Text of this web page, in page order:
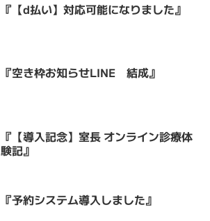
『【d払い】対応可能になりました』
『空き枠お知らせLINE 結成』
『【導入記念】室長 オンライン診療体
験記』
『予約システム導入しました』